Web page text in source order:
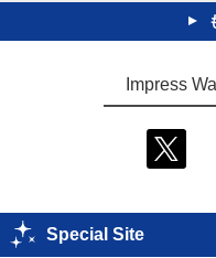
Impress
Special Site